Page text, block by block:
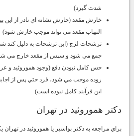
شدت گيرد)
خارش مقعد (خارش نشانه اي نادر از اين
التهاب مقعد مي تواند موجب خارش شود)
ترشحات لزج (اين ترشحات به دليل كند
جمع مي شود و سپس از مقعد خارج مي
حس كامل نبودن دفع (وجود هموروئيد و
روده موجب مي شود، فرد حتي پس از
اين فرآيند كامل نبوده است)
دكتر هموروئيد در تهران
براي مراجعه به دكتر بواسير يا هموروئيد در تهران